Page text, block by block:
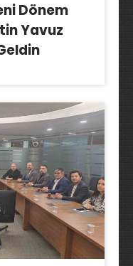
Dönem
Yavuz